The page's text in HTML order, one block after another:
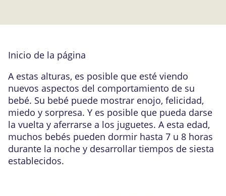
Inicio de la página
A estas alturas, es posible que esté viendo
nuevos aspectos del comportamiento de su
bebé. Su bebé puede mostrar enojo, felicidad,
miedo y sorpresa. Y es posible que pueda darse
la vuelta y aferrarse a los juguetes. A esta edad,
muchos bebés pueden dormir hasta 7 u 8 horas
durante la noche y desarrollar tiempos de siesta
establecidos.